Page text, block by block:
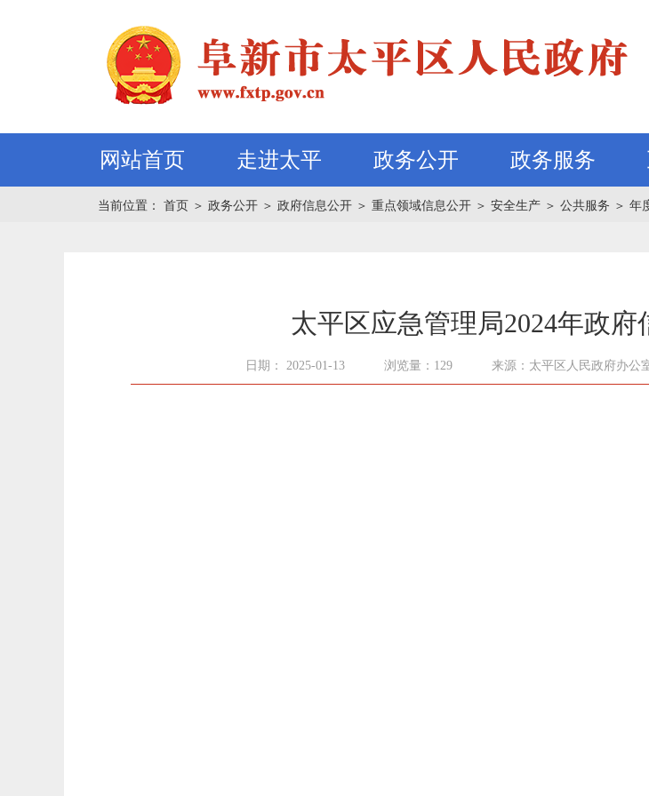
网站首页 走进太平 政务公开 政务服务
当前位置： 首页 ＞ 政务公开 ＞ 政府信息公开 ＞ 重点领域信息公开 ＞ 安全生产 ＞ 公共服务 ＞ 年
太平区应急管理局2024年政
日期： 2025-01-13 浏览量：129 来源：太平区人民政府办公